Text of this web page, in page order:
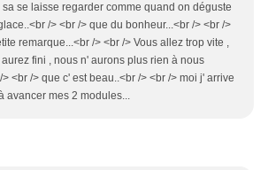
sa se laisse regarder comme quand on déguste
/> <br /> que du bonheur...<br /> <br />
remarque...<br /> <br /> Vous allez trop vite ,
fini , nous n' aurons plus rien à nous
<br /> que c' est beau..<br /> <br /> moi j' arrive
avancer mes 2 modules...